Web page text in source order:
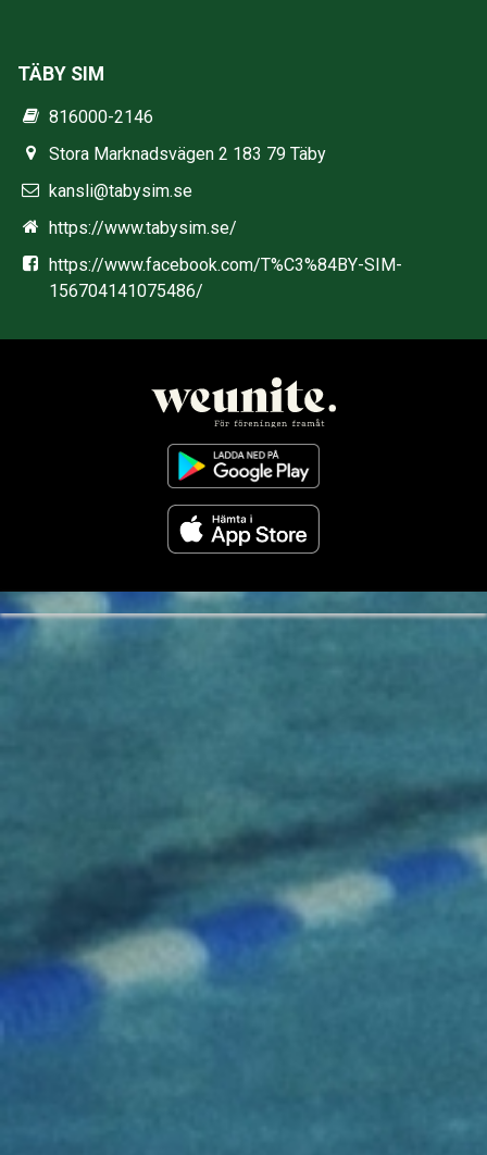
TÄBY SIM
816000-2146
Stora Marknadsvägen 2 183 79 Täby
kansli@tabysim.se
https://www.tabysim.se/
https://www.facebook.com/T%C3%84BY-SIM-
156704141075486/